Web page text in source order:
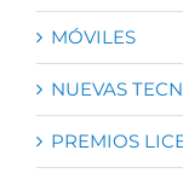
MÓVILES
NUEVAS
PREMIOS